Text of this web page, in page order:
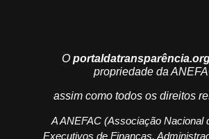
O
propriedade da
assim como todos os direitos
A ANEFAC (Associação Nacional
Executivos de Finanças,